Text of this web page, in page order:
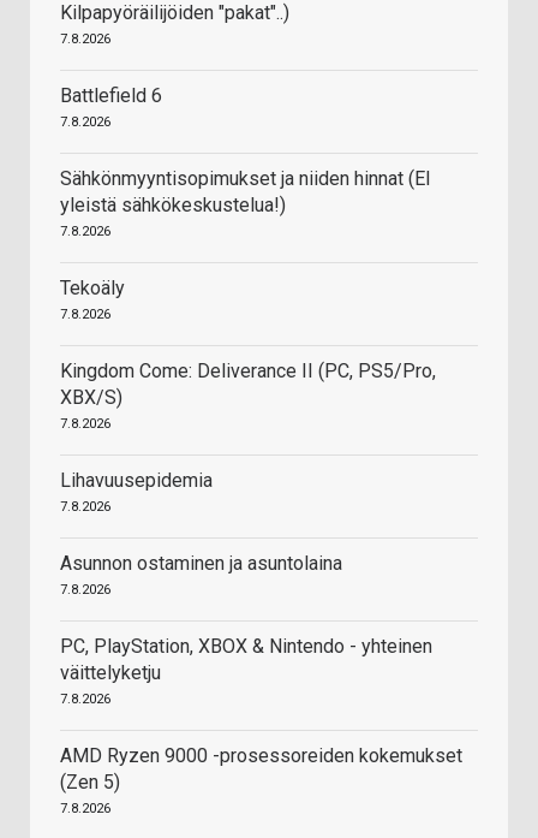
Kilpapyöräilijöiden "pakat"..)
7.8.2026
Battlefield 6
7.8.2026
Sähkönmyyntisopimukset ja niiden hinnat (EI
yleistä sähkökeskustelua!)
7.8.2026
Tekoäly
7.8.2026
Kingdom Come: Deliverance II (PC, PS5/Pro,
XBX/S)
7.8.2026
Lihavuusepidemia
7.8.2026
Asunnon ostaminen ja asuntolaina
7.8.2026
PC, PlayStation, XBOX & Nintendo - yhteinen
väittelyketju
7.8.2026
AMD Ryzen 9000 -prosessoreiden kokemukset
(Zen 5)
7.8.2026